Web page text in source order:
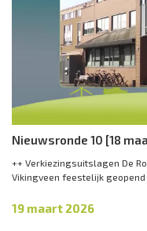
Nieuwsronde 10 [18
++ Verkiezingsuitslagen De
Vikingveen feestelijk geopend
19 maart 2026